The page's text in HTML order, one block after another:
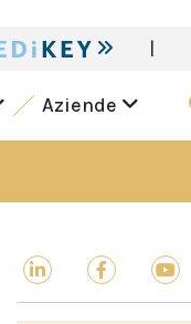
|
Aziende